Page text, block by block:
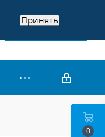
Заказать звонок
0
Принять